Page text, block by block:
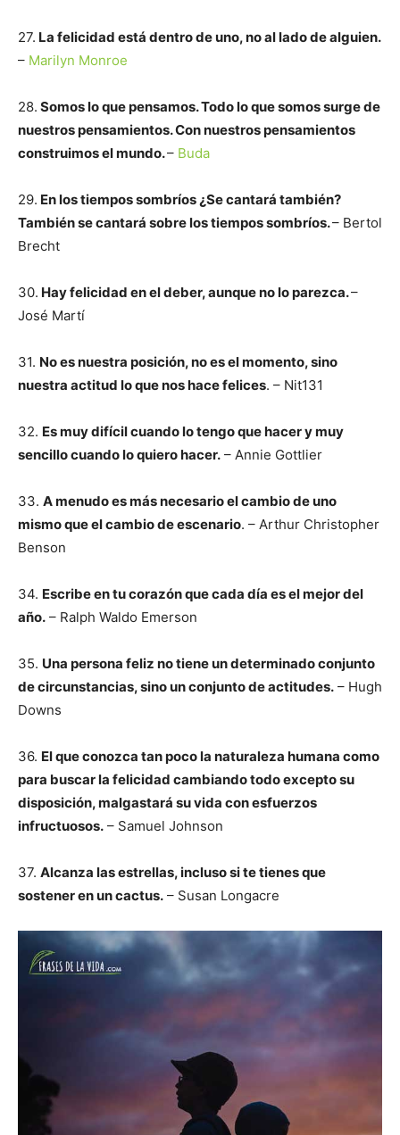
27. La felicidad está dentro de uno, no al lado de alguien.
– Marilyn Monroe
28. Somos lo que pensamos. Todo lo que somos surge de
nuestros pensamientos. Con nuestros pensamientos
construimos el mundo.– Buda
29. En los tiempos sombríos ¿Se cantará también?
También se cantará sobre los tiempos sombríos.– Bertol
Brecht
30. Hay felicidad en el deber, aunque no lo parezca.–
José Martí
31. No es nuestra posición, no es el momento, sino
nuestra actitud lo que nos hace felices. – Nit131
32. Es muy difícil cuando lo tengo que hacer y muy
sencillo cuando lo quiero hacer. – Annie Gottlier
33. A menudo es más necesario el cambio de uno
mismo que el cambio de escenario. – Arthur Christopher
Benson
34. Escribe en tu corazón que cada día es el mejor del
año. – Ralph Waldo Emerson
35. Una persona feliz no tiene un determinado conjunto
de circunstancias, sino un conjunto de actitudes. – Hugh
Downs
36. El que conozca tan poco la naturaleza humana como
para buscar la felicidad cambiando todo excepto su
disposición, malgastará su vida con esfuerzos
infructuosos. – Samuel Johnson
37. Alcanza las estrellas, incluso si te tienes que
sostener en un cactus. – Susan Longacre